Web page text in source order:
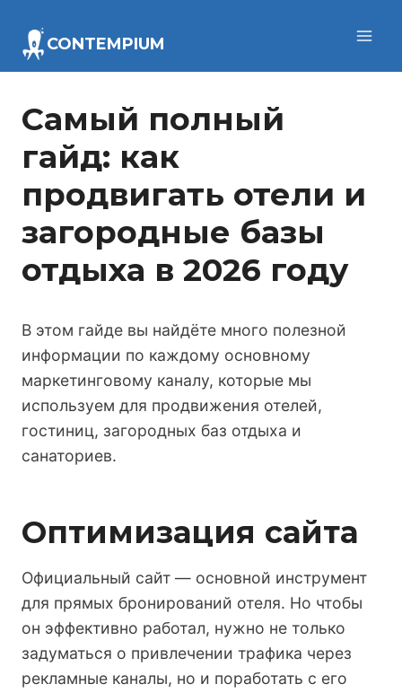
содержимому
CONTEMPIUM
Самый полный
гайд: как
продвигать отели и
загородные базы
отдыха в 2026 году
В этом гайде вы найдёте много полезной
информации по каждому основному
маркетинговому каналу, которые мы
используем для продвижения отелей,
гостиниц, загородных баз отдыха и
санаториев.
Оптимизация сайта
Официальный сайт — основной инструмент
для прямых бронирований отеля. Но чтобы
он эффективно работал, нужно не только
задуматься о привлечении трафика через
рекламные каналы, но и поработать с его